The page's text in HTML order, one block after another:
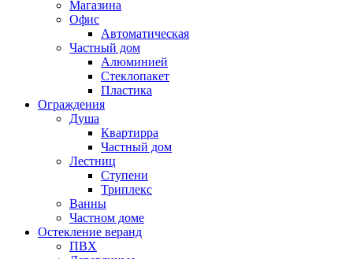
Магазина
Офис
Автоматическая
Частный дом
Алюминией
Стеклопакет
Пластика
Ограждения
Душа
Квартирра
Частный дом
Лестниц
Ступени
Триплекс
Ванны
Частном доме
Остекление веранд
ПВХ